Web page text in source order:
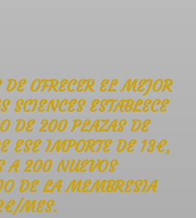
OFRECER EL MEJOR
SCIENCES ESTABLECE
DE 200 PLAZAS DE
ESE IMPORTE DE 13€,
A 200 NUEVOS
DE LA MEMBRESIA
MES.